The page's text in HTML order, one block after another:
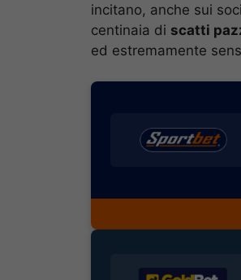
incitano, anche sui
centinaia di scatti
ed estremamente